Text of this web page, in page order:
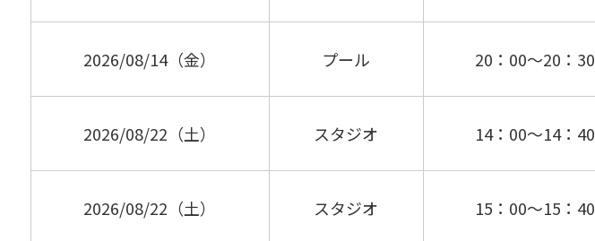
2026/08/14（金） プール 20：00～20：30
2026/08/22（土） スタジオ 14：00～14：40
2026/08/22（土） スタジオ 15：00～15：40